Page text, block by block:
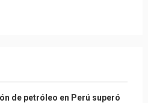
de petróleo en Perú superó